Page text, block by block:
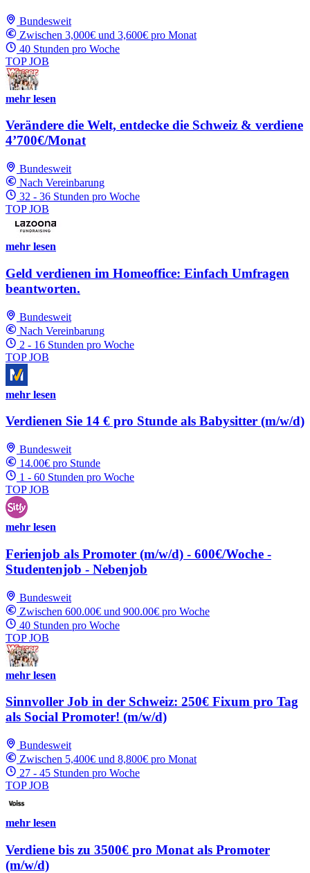
Bundesweit
Zwischen 3,000€ und 3,600€ pro Monat
40 Stunden pro Woche
TOP JOB
mehr lesen
Verändere die Welt, entdecke die Schweiz & verdiene
4’700€/Monat
Bundesweit
Nach Vereinbarung
32 - 36 Stunden pro Woche
TOP JOB
mehr lesen
Geld verdienen im Homeoffice: Einfach Umfragen
beantworten.
Bundesweit
Nach Vereinbarung
2 - 16 Stunden pro Woche
TOP JOB
mehr lesen
Verdienen Sie 14 € pro Stunde als Babysitter (m/w/d)
Bundesweit
14.00€ pro Stunde
1 - 60 Stunden pro Woche
TOP JOB
mehr lesen
Ferienjob als Promoter (m/w/d) - 600€/Woche -
Studentenjob - Nebenjob
Bundesweit
Zwischen 600.00€ und 900.00€ pro Woche
40 Stunden pro Woche
TOP JOB
mehr lesen
Sinnvoller Job in der Schweiz: 250€ Fixum pro Tag
als Social Promoter! (m/w/d)
Bundesweit
Zwischen 5,400€ und 8,800€ pro Monat
27 - 45 Stunden pro Woche
TOP JOB
mehr lesen
Verdiene bis zu 3500€ pro Monat als Promoter
(m/w/d)